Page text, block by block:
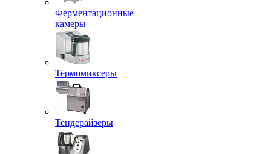
Ферментационные
камеры
Термомиксеры
Тендерайзеры